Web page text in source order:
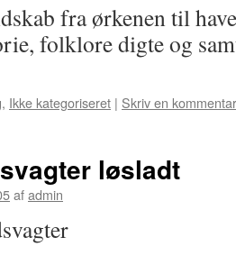
fra ørkenen til
folklore digte og
, Ikke kategoriseret | Skriv en kommentar
løsladt
afadmin